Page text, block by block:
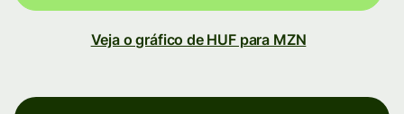
Veja o gráfico de HUF para MZN